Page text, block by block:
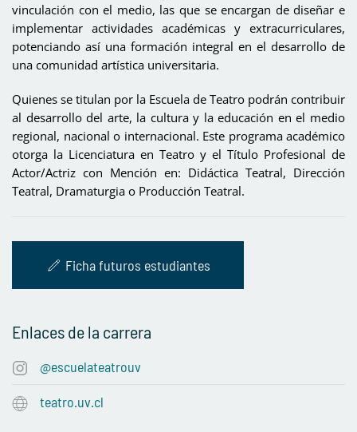
vinculación con el medio, las que se encargan de diseñar e
implementar actividades académicas y extracurriculares,
potenciando así una formación integral en el desarrollo de
una comunidad artística universitaria.
Quienes se titulan por la Escuela de Teatro podrán contribuir
al desarrollo del arte, la cultura y la educación en el medio
regional, nacional o internacional. Este programa académico
otorga la Licenciatura en Teatro y el Título Profesional de
Actor/Actriz con Mención en: Didáctica Teatral, Dirección
Teatral, Dramaturgia o Producción Teatral.
Ficha futuros estudiantes
Enlaces de la carrera
@escuelateatrouv
teatro.uv.cl